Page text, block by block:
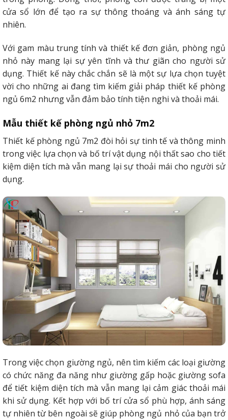
cửa sổ lớn để tạo ra sự thông thoáng và ánh sáng tự
nhiên.
Với gam màu trung tính và thiết kế đơn giản, phòng ngủ
nhỏ này mang lại sự yên tĩnh và thư giãn cho người sử
dụng. Thiết kế này chắc chắn sẽ là một sự lựa chọn tuyệt
vời cho những ai đang tìm kiếm giải pháp thiết kế phòng
ngủ 6m2 nhưng vẫn đảm bảo tính tiện nghi và thoải mái.
Mẫu thiết kế phòng ngủ nhỏ 7m2
Thiết kế phòng ngủ 7m2 đòi hỏi sự tinh tế và thông minh
trong việc lựa chọn và bố trí vật dụng nội thất sao cho tiết
kiệm diện tích mà vẫn mang lại sự thoải mái cho người sử
dụng.
Trong việc chọn giường ngủ, nên tìm kiếm các loại giường
có chức năng đa năng như giường gấp hoặc giường sofa
để tiết kiệm diện tích mà vẫn mang lại cảm giác thoải mái
khi sử dụng. Kết hợp với bố trí cửa sổ phù hợp, ánh sáng
tự nhiên từ bên ngoài sẽ giúp phòng ngủ nhỏ của bạn trở